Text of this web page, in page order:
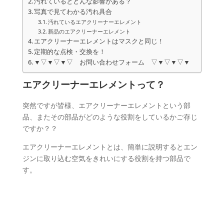
写真で見てわかる汚れ具合
汚れているエアクリーナーエレメント
新品のエアクリーナーエレメント
エアクリーナーエレメントはマスクと同じ！
定期的な点検・交換を！
▼▽▼▽▼▽ お問い合わせフォーム ▽▼▽▼▽▼
エアクリーナーエレメントって？
突然ですが皆様、エアクリーナーエレメントという部
品、またその部品がどのような役割をしているかご存じ
ですか？？
エアクリーナーエレメントとは、簡単に説明するとエン
ジンに取り込む空気をきれいにする役割を持つ部品で
す。